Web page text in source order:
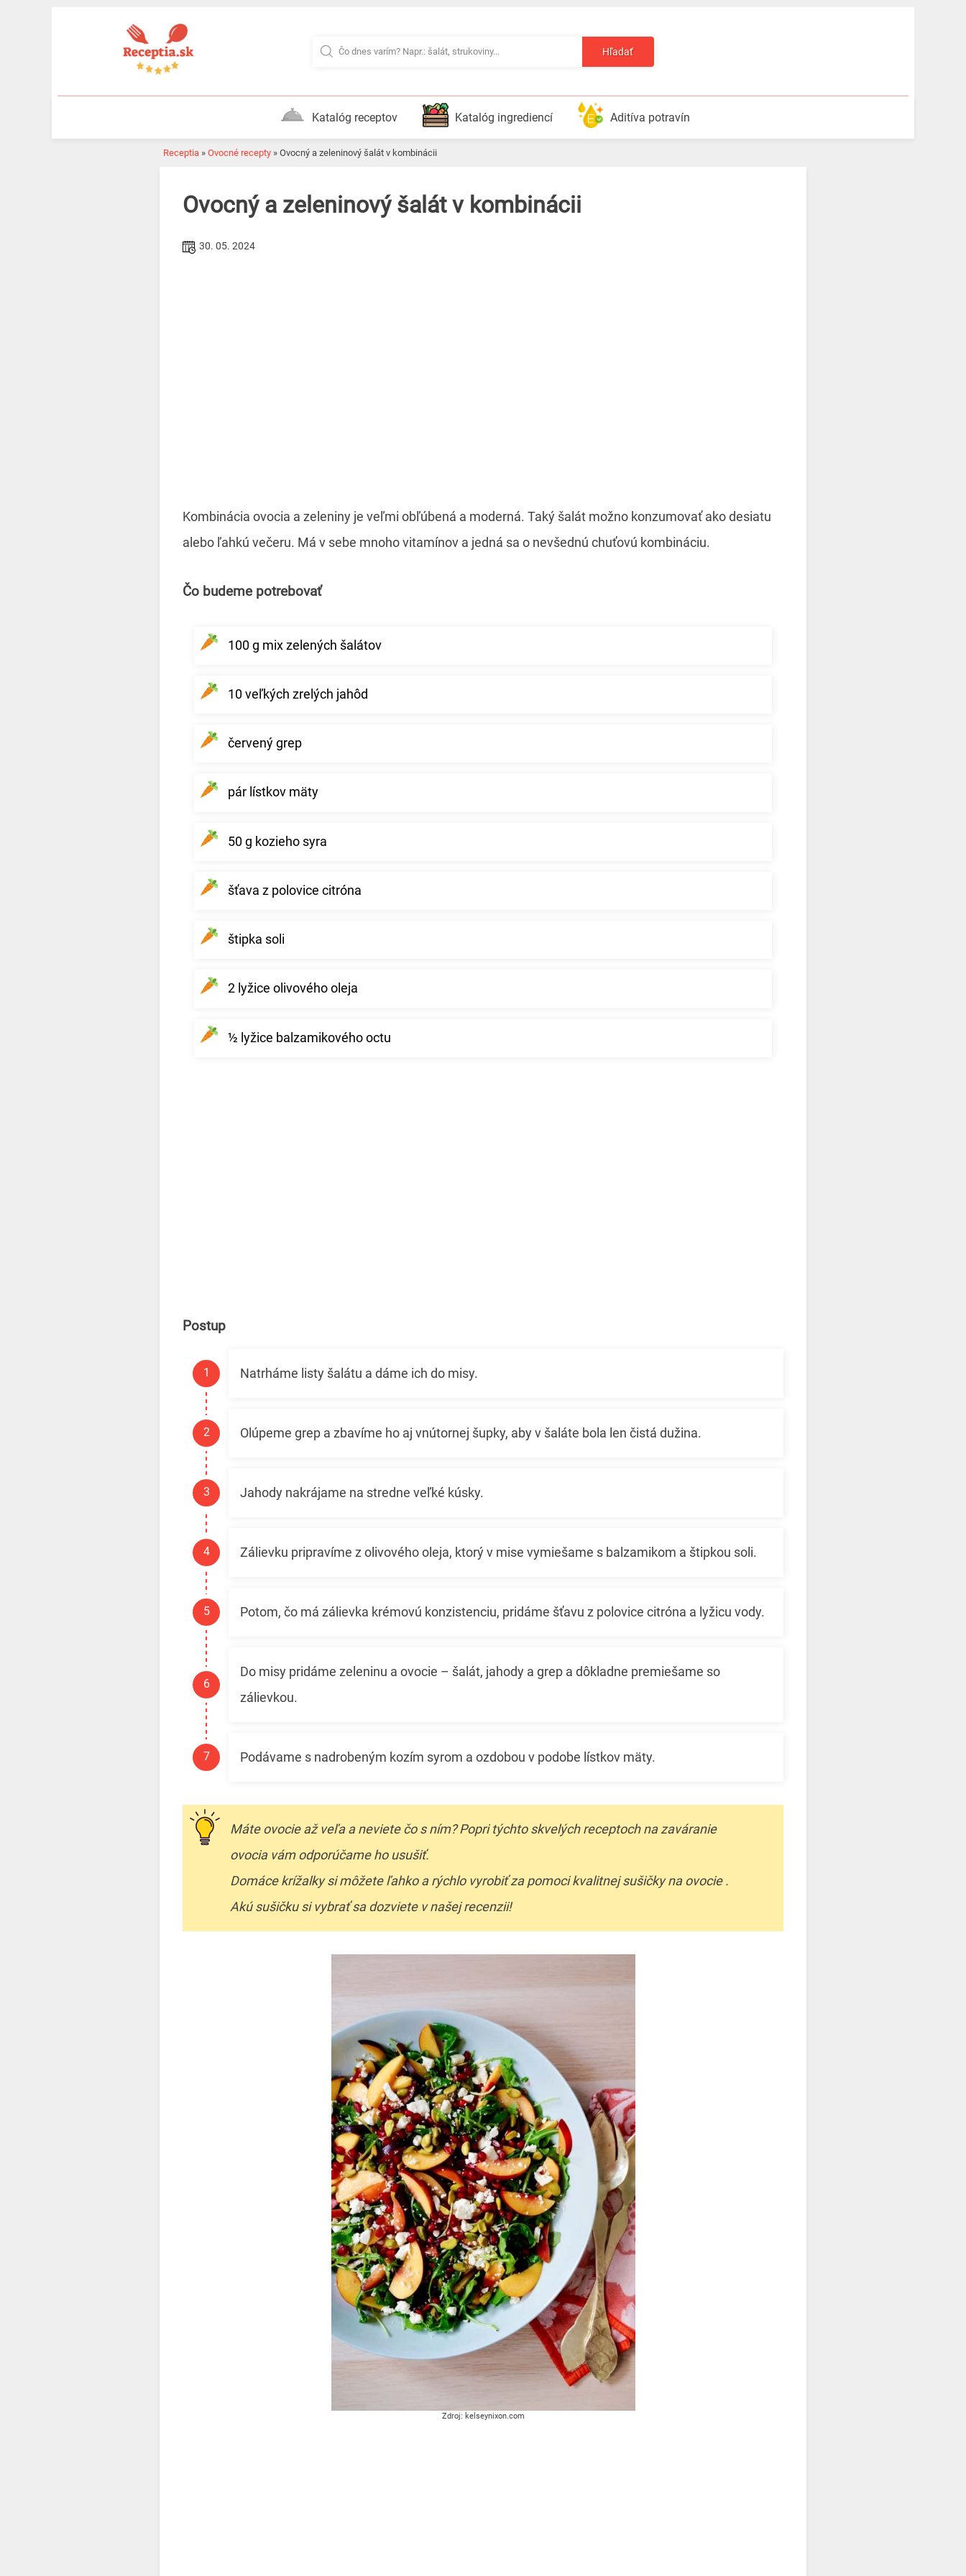
Hľadať
Katalóg receptov Katalóg ingrediencí Aditíva potravín
Receptia » Ovocné recepty » Ovocný a zeleninový šalát v kombinácii
Ovocný a zeleninový šalát v kombinácii
30. 05. 2024
Kombinácia ovocia a zeleniny je veľmi obľúbená a moderná. Taký šalát možno konzumovať ako desiatu
alebo ľahkú večeru. Má v sebe mnoho vitamínov a jedná sa o nevšednú chuťovú kombináciu.
Čo budeme potrebovať
100 g mix zelených šalátov
10 veľkých zrelých jahôd
červený grep
pár lístkov mäty
50 g kozieho syra
šťava z polovice citróna
štipka soli
2 lyžice olivového oleja
½ lyžice balzamikového octu
Postup
Natrháme listy šalátu a dáme ich do misy.
Olúpeme grep a zbavíme ho aj vnútornej šupky, aby v šaláte bola len čistá dužina.
Jahody nakrájame na stredne veľké kúsky.
Zálievku pripravíme z olivového oleja, ktorý v mise vymiešame s balzamikom a štipkou soli.
Potom, čo má zálievka krémovú konzistenciu, pridáme šťavu z polovice citróna a lyžicu vody.
Do misy pridáme zeleninu a ovocie – šalát, jahody a grep a dôkladne premiešame so
zálievkou.
Podávame s nadrobeným kozím syrom a ozdobou v podobe lístkov mäty.
Máte ovocie až veľa a neviete čo s ním? Popri týchto skvelých receptoch na zaváranie
ovocia vám odporúčame ho usušiť.
Domáce krížalky si môžete ľahko a rýchlo vyrobiť za pomoci kvalitnej sušičky na ovocie .
Akú sušičku si vybrať sa dozviete v našej recenzii!
Zdroj: kelseynixon.com